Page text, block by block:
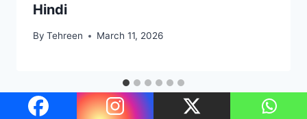
Hindi
By Tehreen March 11, 2026